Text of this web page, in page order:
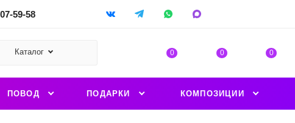
59-58
Каталог 0 0 0
ПОВОД ПОДАРКИ КОМПОЗИЦИИ